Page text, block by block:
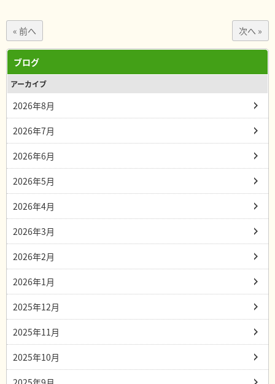
« 前へ 次へ »
ブログ
アーカイブ
2026年8月
2026年7月
2026年6月
2026年5月
2026年4月
2026年3月
2026年2月
2026年1月
2025年12月
2025年11月
2025年10月